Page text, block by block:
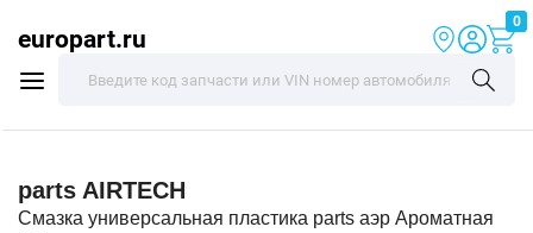
europart.ru
0
parts AIRTECH
Смазка универсальная пластика parts аэр Ароматная